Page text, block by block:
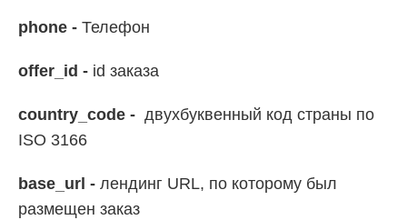
phone - Телефон
offer_id - id заказа
country_code - двухбуквенный код страны по
ISO 3166
base_url - лендинг URL, по которому был
размещен заказ